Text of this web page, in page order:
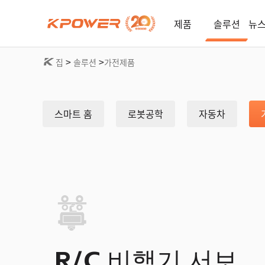
제품 솔루션 뉴
집 > 솔루션 >가전제품
스마트 홈 로봇공학 자동차